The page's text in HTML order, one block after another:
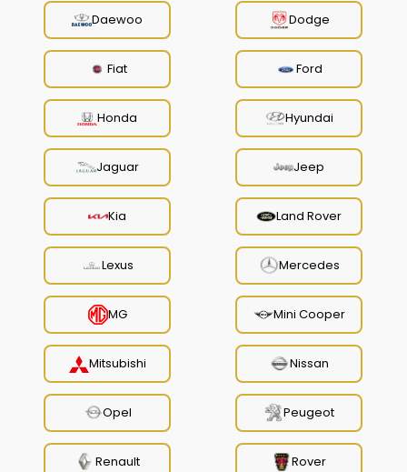
Daewoo Dodge
Fiat Ford
Honda Hyundai
Jaguar Jeep
Kia Land Rover
Lexus Mercedes
MG Mini Cooper
Mitsubishi Nissan
Opel Peugeot
Renault Rover